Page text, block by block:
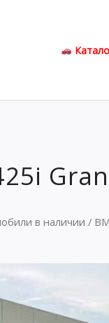
в наличии /